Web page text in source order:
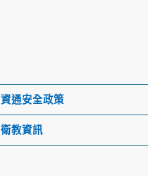
資通安全政策
衛教資訊